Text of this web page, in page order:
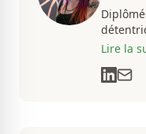
Lire la